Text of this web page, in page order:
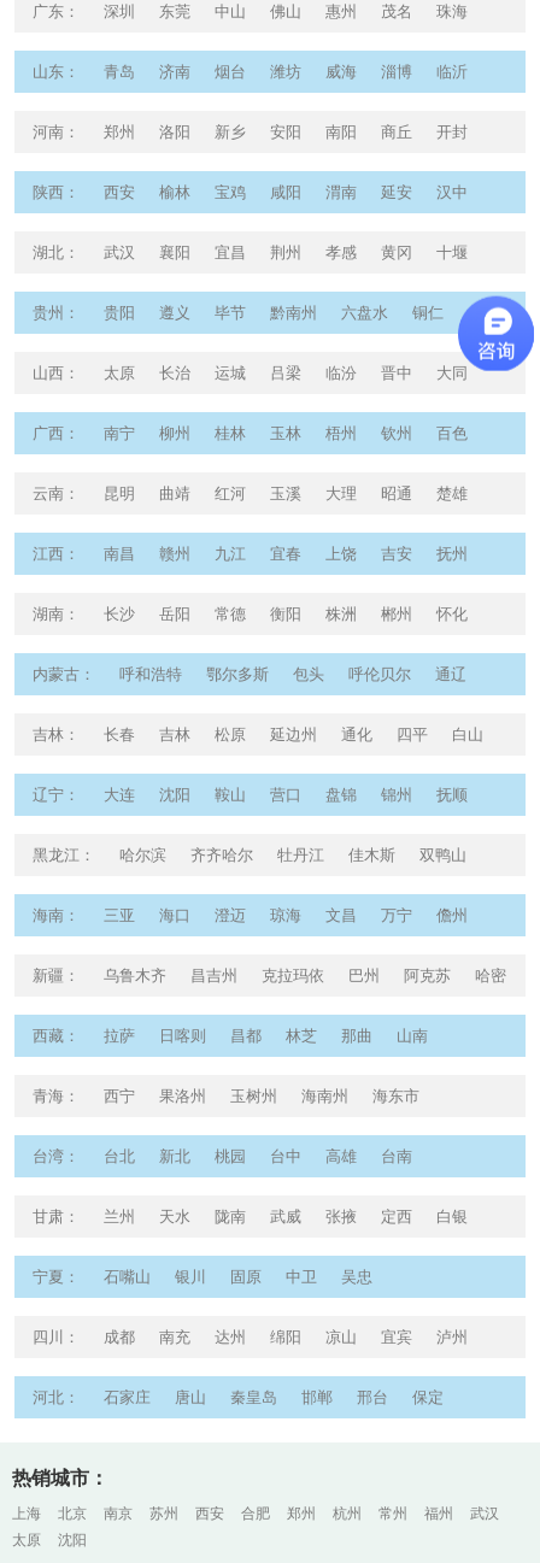
广东 ： 深圳 东莞 中山 佛山 惠州 茂名 珠海
山东 ： 青岛 济南 烟台 潍坊 威海 淄博 临沂
河南 ： 郑州 洛阳 新乡 安阳 南阳 商丘 开封
陕西 ： 西安 榆林 宝鸡 咸阳 渭南 延安 汉中
湖北 ： 武汉 襄阳 宜昌 荆州 孝感 黄冈 十堰
贵州 ： 贵阳 遵义 毕节 黔南州 六盘水 铜仁
山西 ： 太原 长治 运城 吕梁 临汾 晋中 大同
广西 ： 南宁 柳州 桂林 玉林 梧州 钦州 百色
云南 ： 昆明 曲靖 红河 玉溪 大理 昭通 楚雄
江西 ： 南昌 赣州 九江 宜春 上饶 吉安 抚州
湖南 ： 长沙 岳阳 常德 衡阳 株洲 郴州 怀化
内蒙古 ： 呼和浩特 鄂尔多斯 包头 呼伦贝尔 通辽
吉林 ： 长春 吉林 松原 延边州 通化 四平 白山
辽宁 ： 大连 沈阳 鞍山 营口 盘锦 锦州 抚顺
黑龙江 ： 哈尔滨 齐齐哈尔 牡丹江 佳木斯 双鸭山
海南 ： 三亚 海口 澄迈 琼海 文昌 万宁 儋州
新疆 ： 乌鲁木齐 昌吉州 克拉玛依 巴州 阿克苏 哈密
西藏 ： 拉萨 日喀则 昌都 林芝 那曲 山南
青海 ： 西宁 果洛州 玉树州 海南州 海东市
台湾 ： 台北 新北 桃园 台中 高雄 台南
甘肃 ： 兰州 天水 陇南 武威 张掖 定西 白银
宁夏 ： 石嘴山 银川 固原 中卫 吴忠
四川 ： 成都 南充 达州 绵阳 凉山 宜宾 泸州
河北 ： 石家庄 唐山 秦皇岛 邯郸 邢台 保定
热销城市：
上海 北京 南京 苏州 西安 合肥 郑州 杭州 常州 福州
武汉
太原
沈阳